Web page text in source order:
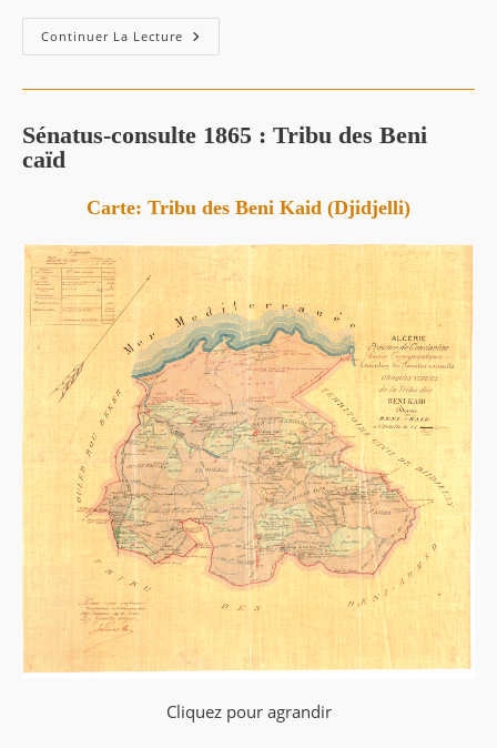
Continuer La Lecture
Sénatus-consulte 1865 : Tribu des Beni
caïd
Carte: Tribu des Beni Kaid (Djidjelli)
Cliquez pour agrandir